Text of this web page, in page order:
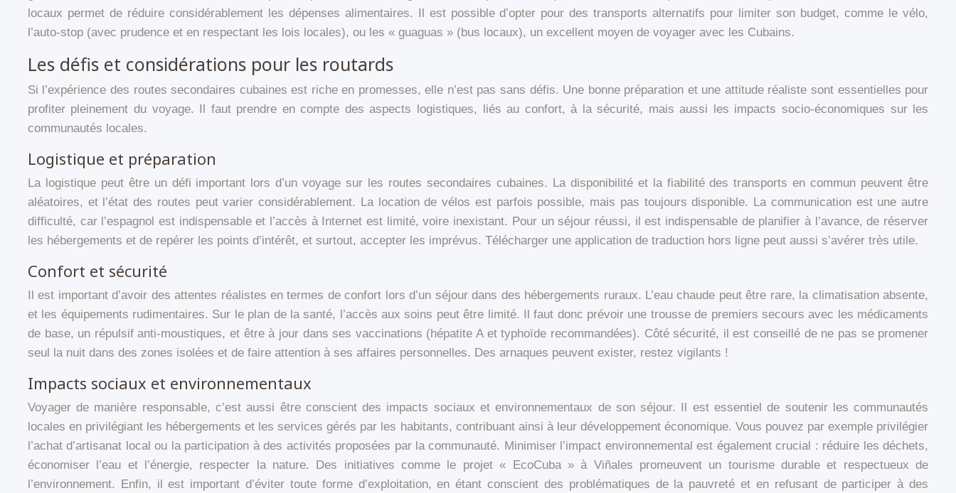
locaux permet de réduire considérablement les dépenses alimentaires. Il est possible d’opter pour des transports alternatifs pour limiter son budget, comme le vélo,
l’auto-stop (avec prudence et en respectant les lois locales), ou les « guaguas » (bus locaux), un excellent moyen de voyager avec les Cubains.
Les défis et considérations pour les routards
Si l’expérience des routes secondaires cubaines est riche en promesses, elle n’est pas sans défis. Une bonne préparation et une attitude réaliste sont essentielles pour
profiter pleinement du voyage. Il faut prendre en compte des aspects logistiques, liés au confort, à la sécurité, mais aussi les impacts socio-économiques sur les
communautés locales.
Logistique et préparation
La logistique peut être un défi important lors d’un voyage sur les routes secondaires cubaines. La disponibilité et la fiabilité des transports en commun peuvent être
aléatoires, et l’état des routes peut varier considérablement. La location de vélos est parfois possible, mais pas toujours disponible. La communication est une autre
difficulté, car l’espagnol est indispensable et l’accès à Internet est limité, voire inexistant. Pour un séjour réussi, il est indispensable de planifier à l’avance, de réserver
les hébergements et de repérer les points d’intérêt, et surtout, accepter les imprévus. Télécharger une application de traduction hors ligne peut aussi s’avérer très utile.
Confort et sécurité
Il est important d’avoir des attentes réalistes en termes de confort lors d’un séjour dans des hébergements ruraux. L’eau chaude peut être rare, la climatisation absente,
et les équipements rudimentaires. Sur le plan de la santé, l’accès aux soins peut être limité. Il faut donc prévoir une trousse de premiers secours avec les médicaments
de base, un répulsif anti-moustiques, et être à jour dans ses vaccinations (hépatite A et typhoïde recommandées). Côté sécurité, il est conseillé de ne pas se promener
seul la nuit dans des zones isolées et de faire attention à ses affaires personnelles. Des arnaques peuvent exister, restez vigilants !
Impacts sociaux et environnementaux
Voyager de manière responsable, c’est aussi être conscient des impacts sociaux et environnementaux de son séjour. Il est essentiel de soutenir les communautés
locales en privilégiant les hébergements et les services gérés par les habitants, contribuant ainsi à leur développement économique. Vous pouvez par exemple privilégier
l’achat d’artisanat local ou la participation à des activités proposées par la communauté. Minimiser l’impact environnemental est également crucial : réduire les déchets,
économiser l’eau et l’énergie, respecter la nature. Des initiatives comme le projet « EcoCuba » à Viñales promeuvent un tourisme durable et respectueux de
l’environnement. Enfin, il est important d’éviter toute forme d’exploitation, en étant conscient des problématiques de la pauvreté et en refusant de participer à des